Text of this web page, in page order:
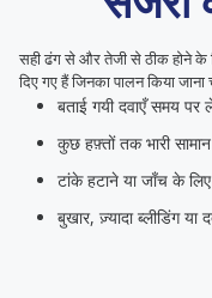
सही ढंग से और तेजी से ठीक होने के
दिए गए हैं जिनका पालन किया जाना
बताई गयी दवाएँ समय पर
कुछ हफ़्तों तक भारी
टांके हटाने या जाँच के
बुखार, ज़्यादा ब्लीडिंग